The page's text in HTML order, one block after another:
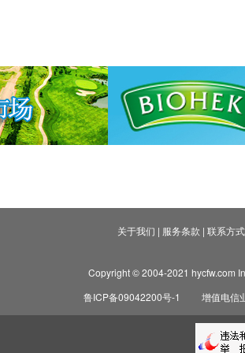
关于我们 | 服务条款 | 联系方式
Copyright © 2004-2021 hycfw.com
鲁ICP备09042200号-1
增值电信